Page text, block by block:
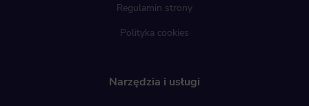
Regulamin strony
Polityka cookies
Narzędzia i usługi